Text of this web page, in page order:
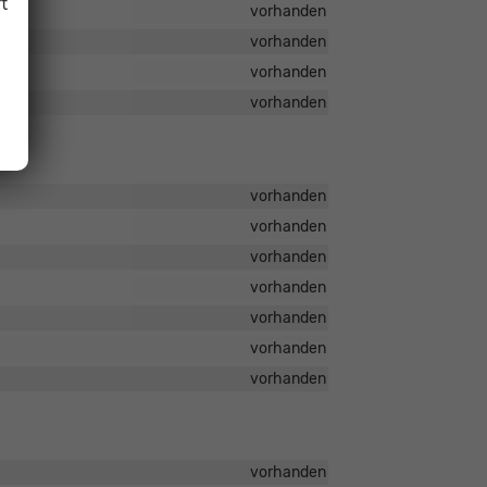
vorhanden
vorhanden
vorhanden
vorhanden
vorhanden
vorhanden
vorhanden
vorhanden
vorhanden
vorhanden
vorhanden
vorhanden